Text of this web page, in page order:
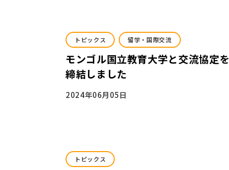
トピックス 留学・国際交流
モンゴル国立教育大学と交流協定を
締結しました
2024年06月05日
トピックス